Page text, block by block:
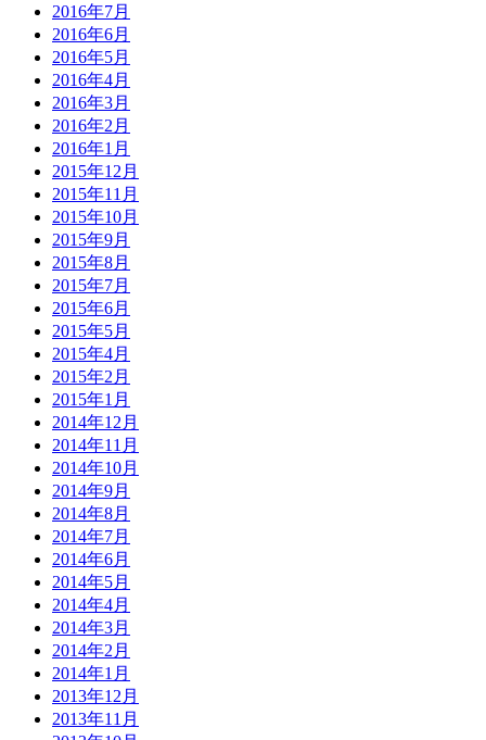
2016年7月
2016年6月
2016年5月
2016年4月
2016年3月
2016年2月
2016年1月
2015年12月
2015年11月
2015年10月
2015年9月
2015年8月
2015年7月
2015年6月
2015年5月
2015年4月
2015年2月
2015年1月
2014年12月
2014年11月
2014年10月
2014年9月
2014年8月
2014年7月
2014年6月
2014年5月
2014年4月
2014年3月
2014年2月
2014年1月
2013年12月
2013年11月